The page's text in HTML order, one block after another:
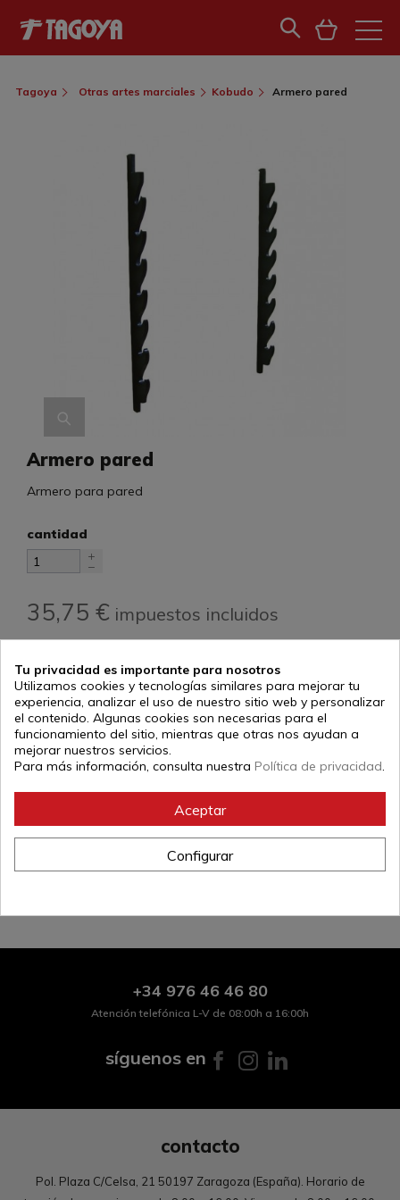
Tagoya Otras artes marciales Kobudo Armero pared
Armero pared
Armero para pared
cantidad
35,75 € impuestos incluidos
descripción
Armero de madera color negro para colgar en la pared
+34 976 46 46 80
Atención telefónica L-V de 08:00h a 16:00h
síguenos en
contacto
Pol. Plaza C/Celsa, 21 50197 Zaragoza (España). Horario de
Tu privacidad es importante para nosotros
Utilizamos cookies y tecnologías similares para mejorar tu
experiencia, analizar el uso de nuestro sitio web y personalizar
el contenido. Algunas cookies son necesarias para el
funcionamiento del sitio, mientras que otras nos ayudan a
mejorar nuestros servicios.
Para más información, consulta nuestra Política de privacidad.
Aceptar
Configurar